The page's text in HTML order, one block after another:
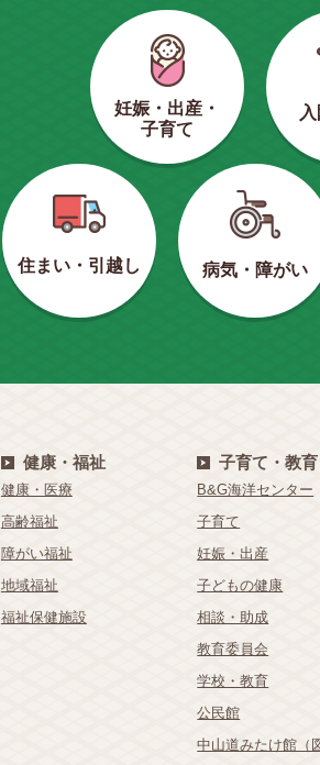
妊娠・出産・
子育て
住まい・引越し 病気・障がい
健康・福祉
健康・医療
高齢福祉
障がい福祉
地域福祉
福祉保健施設
子育て・教育
B&G海洋センター
子育て
妊娠・出産
子どもの健康
相談・助成
教育委員会
学校・教育
公民館
中山道みたけ館（